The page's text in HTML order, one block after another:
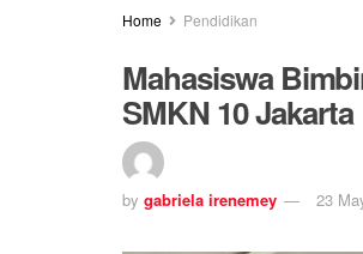
Home Pendidikan
Mahasiswa
SMKN 10 Jakarta
by gabriela irenemey 23